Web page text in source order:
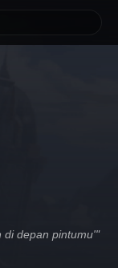
di depan pintumu'"